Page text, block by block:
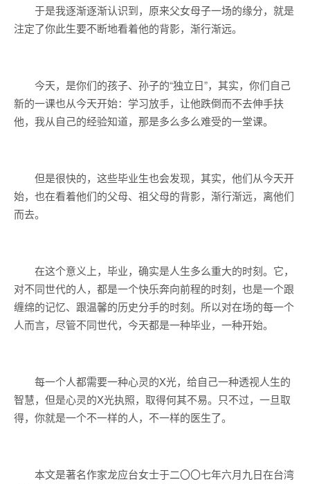
于是我逐渐逐渐认识到，原来父女母子一场的缘分，就是
注定了你此生要不断地看着他的背影，渐行渐远。
今天，是你们的孩子、孙子的“独立日”，其实，你们自己
新的一课也从今天开始：学习放手，让他跌倒而不去伸手扶
他，我从自己的经验知道，那是多么多么难受的一堂课。
但是很快的，这些毕业生也会发现，其实，他们从今天开
始，也在看着他们的父母、祖父母的背影，渐行渐远，离他们
而去。
在这个意义上，毕业，确实是人生多么重大的时刻。它，
对不同世代的人，都是一个快乐奔向前程的时刻，也是一个跟
缠绵的记忆、跟温馨的历史分手的时刻。所以对在场的每一个
人而言，尽管不同世代，今天都是一种毕业，一种开始。
每一个人都需要一种心灵的X光，给自己一种透视人生的
智慧，但是心灵的X光执照，取得何其不易。只不过，一旦取
得，你就是一个不一样的人，不一样的医生了。
本文是著名作家龙应台女士于二〇〇七年六月九日在台湾